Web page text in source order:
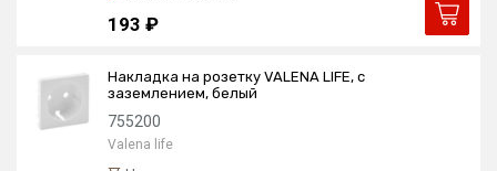
193 ₽
Накладка на розетку VALENA LIFE, с
заземлением, белый
755200
Valena life